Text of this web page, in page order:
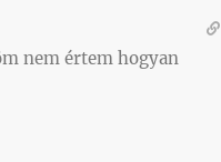
nem értem hogyan